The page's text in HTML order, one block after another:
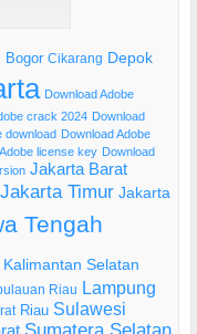
Bogor Cikarang Depok
Download Adobe
crack 2024 Download
download Download Adobe
license key Download
Jakarta Barat
Jakarta Timur Jakarta
Tengah
Kalimantan Selatan
Riau Lampung
Riau Sulawesi